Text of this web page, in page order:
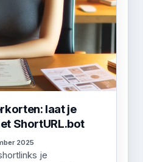
laat je
ShortURL.bot
2025
je